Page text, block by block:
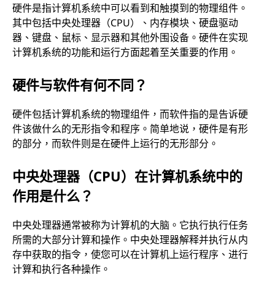
硬件是指计算机系统中可以看到和触摸到的物理组件。
其中包括中央处理器（CPU）、内存模块、硬盘驱动
器、键盘、鼠标、显示器和其他外围设备。硬件在实现
计算机系统的功能和运行方面起着至关重要的作用。
硬件与软件有何不同？
硬件包括计算机系统的物理组件，而软件指的是告诉硬
件该做什么的无形指令和程序。简单地说，硬件是有形
的部分，而软件则是在硬件上运行的无形部分。
中央处理器（CPU）在计算机系统中的
作用是什么？
中央处理器通常被称为计算机的大脑。它执行执行任务
所需的大部分计算和操作。中央处理器解释并执行从内
存中获取的指令，使您可以在计算机上运行程序、进行
计算和执行各种操作。